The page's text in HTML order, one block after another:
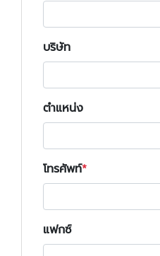
บริษัท
ตำแหน่ง
โทรศัพท์
แฟกซ์